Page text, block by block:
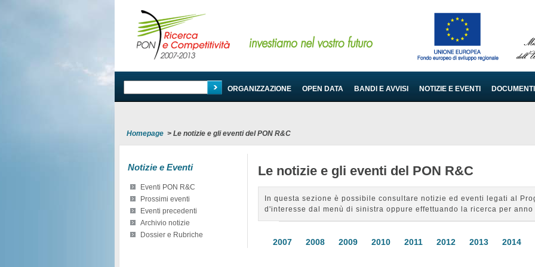
PROGRAMMA ORGANIZZAZIONE OPEN DATA BANDI E AVVISI NOTIZIE E EVENTI DOCUMENTI
Homepage > Le notizie e gli eventi del PON R&C
Notizie e Eventi
Eventi PON R&C
Prossimi eventi
Eventi precedenti
Archivio notizie
Dossier e Rubriche
Le notizie e gli eventi del PON R&C
In questa sezione è possibile consultare notizie ed eventi legati al
d'interesse dal menù di sinistra oppure effettuando la ricerca per
2007 2008 2009 2010 2011 2012 2013 2014